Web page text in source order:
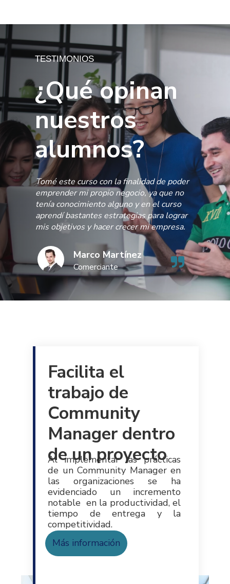
Más información
Facilita el
trabajo de
Community
Manager dentro
de un proyecto
Al implementar las prácticas
de un Community Manager en
las organizaciones se ha
evidenciado un incremento
notable en la productividad, el
tiempo de entrega y la
competitividad.
¿Qué opinan
nuestros
alumnos?
TESTIMONIOS
Tomé este curso con la finalidad de poder
emprender mi propio negocio, ya que no
tenía conocimiento alguno y en el curso
aprendí bastantes estrategias para lograr
mis objetivos y hacer crecer mi empresa.
Marco Martínez
Comerciante